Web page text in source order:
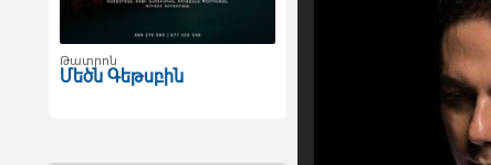
Թատրոն
Մեծն Գեթսբին